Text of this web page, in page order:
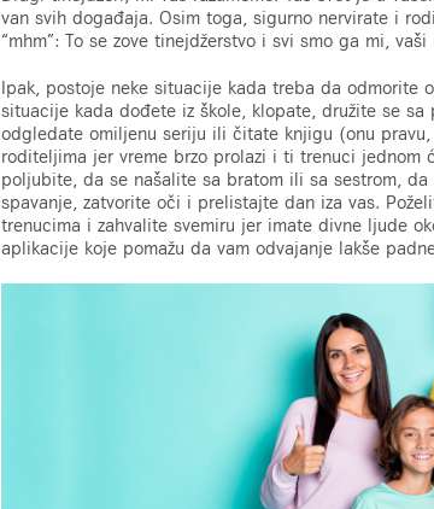
van svih događaja. Osim toga, sigurno nervirate i
“mhm”: To se zove tinejdžerstvo i svi smo ga mi,
Ipak, postoje neke situacije kada treba da odmorite
situacije kada dođete iz škole, klopate, družite se
odgledate omiljenu seriju ili čitate knjigu (onu
roditeljima jer vreme brzo prolazi i ti trenuci
poljubite, da se našalite sa bratom ili sa sestrom,
spavanje, zatvorite oči i prelistajte dan iza vas.
trenucima i zahvalite svemiru jer imate divne ljude
aplikacije koje pomažu da vam odvajanje lakše